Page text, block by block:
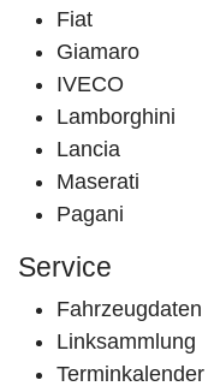
Fiat
Giamaro
IVECO
Lamborghini
Lancia
Maserati
Pagani
Service
Fahrzeugdaten
Linksammlung
Terminkalender